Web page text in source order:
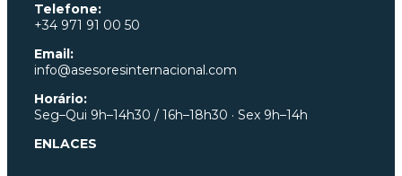
Telefone:
+34 971 91 00 50
Email:
info@asesoresinternacional.com
Horário:
Seg–Qui 9h–14h30 / 16h–18h30 · Sex 9h–14h
ENLACES